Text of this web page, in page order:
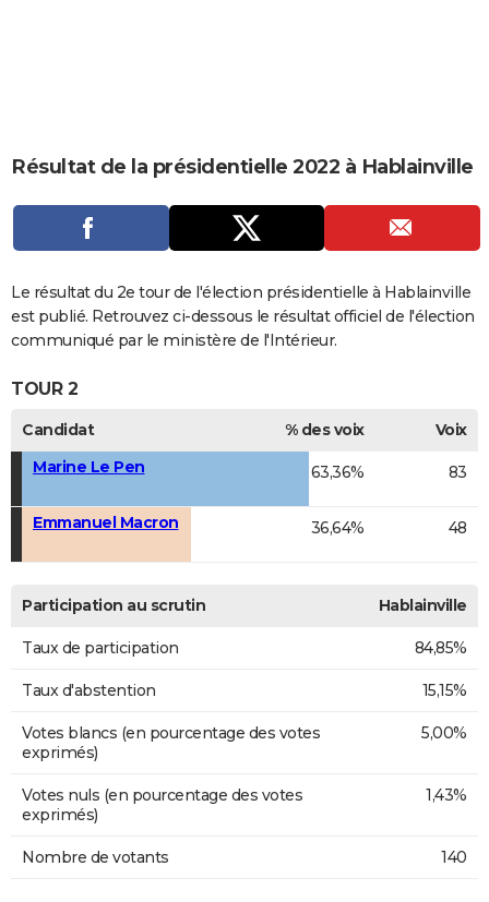
CARTE DE VOEUX
DICTIONNAIRE
Dictionnaire
Biographies
Expressions
Proverbes
PROGRAMME TV
COPAINS D'AVANT
S'inscrire
Se connecter
Lycées
Collèges
Primaires
Universités
Entreprises
Service militaire
Avis de recherche
AVIS DE DÉCÈS
FORUM
Bricolage
Culture
Television
Voyage
Résultat de la présidentielle 2022 à Hablainville
Le résultat du 2e tour de l'élection présidentielle à Hablainville
est publié. Retrouvez ci-dessous le résultat officiel de l'élection
communiqué par le ministère de l'Intérieur.
TOUR 2
Candidat % des voix
Voix
Marine Le Pen
63,36% 83
Emmanuel Macron 36,64% 48
Participation au scrutin Hablainville
Taux de participation 84,85%
Taux d'abstention 15,15%
Votes blancs (en pourcentage des votes
exprimés)
5,00%
Votes nuls (en pourcentage des votes
exprimés)
1,43%
Nombre de votants 140